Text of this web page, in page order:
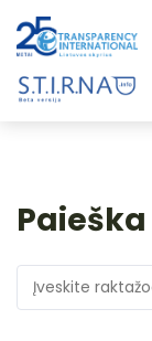
Paieška